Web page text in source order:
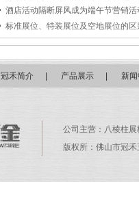
酒店活动隔断屏风成为端午节营销
标准展位、特装展位及空地展位的区
冠禾简介 产品展示 新
公司主营： 八棱柱展
版权所：佛山市冠